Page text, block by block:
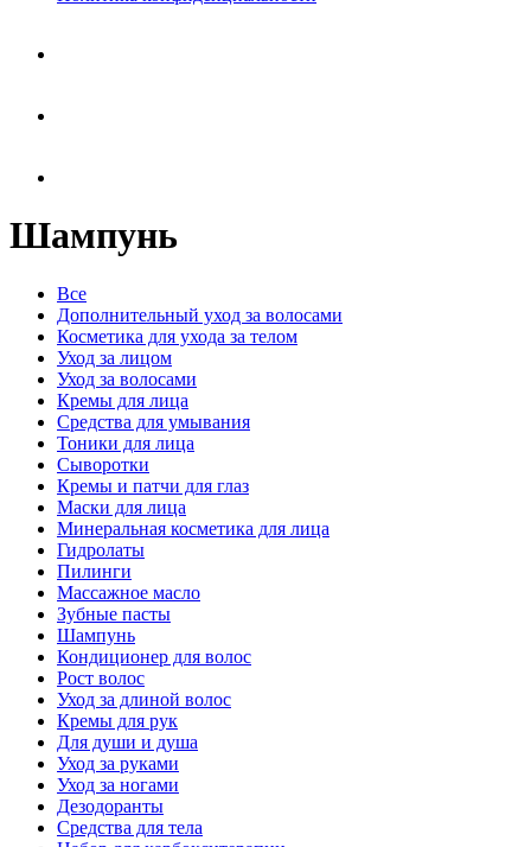
Шампунь
Все
Дополнительный уход за волосами
Косметика для ухода за телом
Уход за лицом
Уход за волосами
Кремы для лица
Средства для умывания
Тоники для лица
Сыворотки
Кремы и патчи для глаз
Маски для лица
Минеральная косметика для лица
Гидролаты
Пилинги
Массажное масло
Зубные пасты
Шампунь
Кондиционер для волос
Рост волос
Уход за длиной волос
Кремы для рук
Для души и душа
Уход за руками
Уход за ногами
Дезодоранты
Средства для тела